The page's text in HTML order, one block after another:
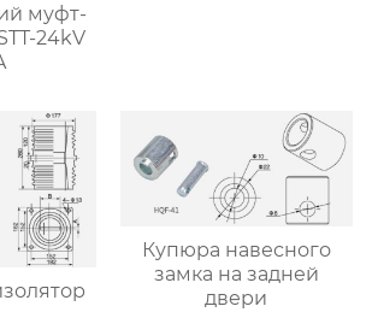
муфт-
24kV
Купюра навесного
замка на задней
двери